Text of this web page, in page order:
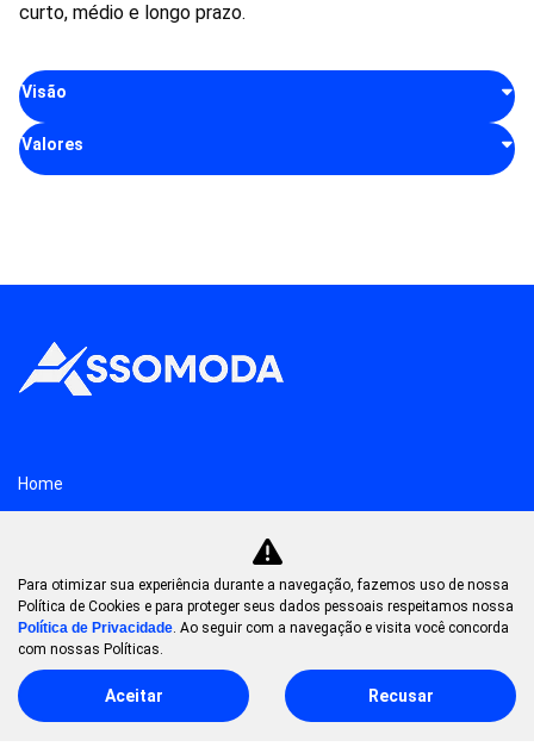
curto, médio e longo prazo.
Visão
Valores
Home
Notícias
Quem somos
Para otimizar sua experiência durante a navegação, fazemos uso de nossa
Política de Cookies e para proteger seus dados pessoais respeitamos nossa
Política de Privacidade. Ao seguir com a navegação e visita você concorda
com nossas Políticas.
Aceitar Recusar